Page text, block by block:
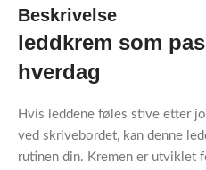
Beskrivelse
leddkrem som
hverdag
Hvis leddene føles stive etter
ved skrivebordet, kan denne
rutinen din. Kremen er utviklet